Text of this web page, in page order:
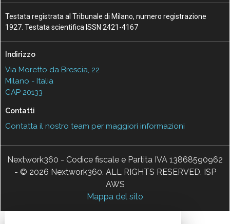
Testata registrata al Tribunale di Milano, numero registrazione
1927. Testata scientifica ISSN 2421-4167
Indirizzo
Via Moretto da Brescia, 22
Milano - Italia
CAP 20133
Contatti
Contatta il nostro team per maggiori informazioni
Nextwork360 - Codice fiscale e Partita IVA 13868590962
- © 2026 Nextwork360. ALL RIGHTS RESERVED. ISP
AWS
Mappa del sito